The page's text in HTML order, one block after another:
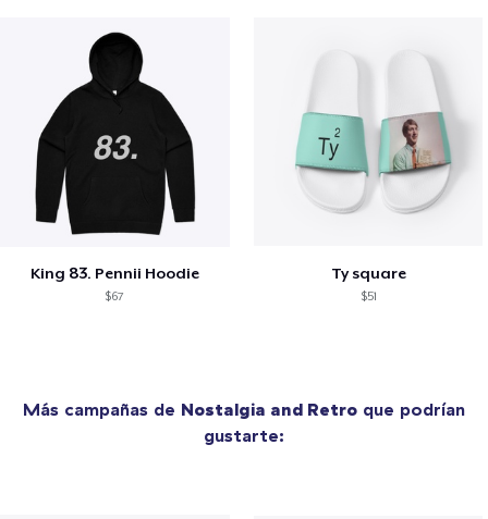
King 83. Pennii Hoodie
$67
Ty square
$51
Más campañas de Nostalgia and Retro que podrían
gustarte: